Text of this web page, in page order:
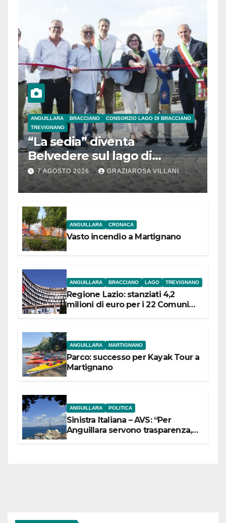
ANGUILLARA BRACCIANO
CONSORZIO LAGO DI BRACCIANO
TREVIGNANO
“La sedia” diventa
Belvedere sul lago di
Bracciano: ieri
l’inaugurazione
7 AGOSTO 2026 GRAZIAROSA VILLANI
ANGUILLARA CRONACA
Vasto incendio a Martignano
ANGUILLARA BRACCIANO LAGO TREVIGNANO
Regione Lazio: stanziati 4,2
milioni di euro per i 22 Comuni
ANGUILLARA MARTIGNANO
Parco: successo per Kayak Tour a
Martignano
ANGUILLARA POLITICA
Sinistra Italiana – AVS: “Per
Anguillara servono trasparenza,